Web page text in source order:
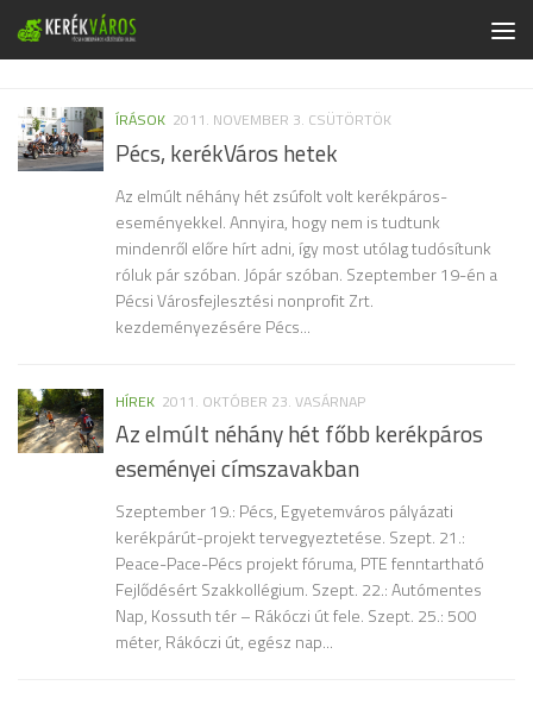
Skip to content
ÍRÁSOK 2011. NOVEMBER 3. CSÜTÖRTÖK
Pécs, kerékVáros hetek
Az elmúlt néhány hét zsúfolt volt kerékpáros-
eseményekkel. Annyira, hogy nem is tudtunk
mindenről előre hírt adni, így most utólag tudósítunk
róluk pár szóban. Jópár szóban. Szeptember 19-én a
Pécsi Városfejlesztési nonprofit Zrt.
kezdeményezésére Pécs...
HÍREK 2011. OKTÓBER 23. VASÁRNAP
Az elmúlt néhány hét főbb kerékpáros
eseményei címszavakban
Szeptember 19.: Pécs, Egyetemváros pályázati
kerékpárút-projekt tervegyeztetése. Szept. 21.:
Peace-Pace-Pécs projekt fóruma, PTE fenntartható
Fejlődésért Szakkollégium. Szept. 22.: Autómentes
Nap, Kossuth tér – Rákóczi út fele. Szept. 25.: 500
méter, Rákóczi út, egész nap...